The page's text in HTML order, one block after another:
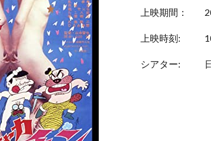
上映期間：
上映時刻:
シアター: